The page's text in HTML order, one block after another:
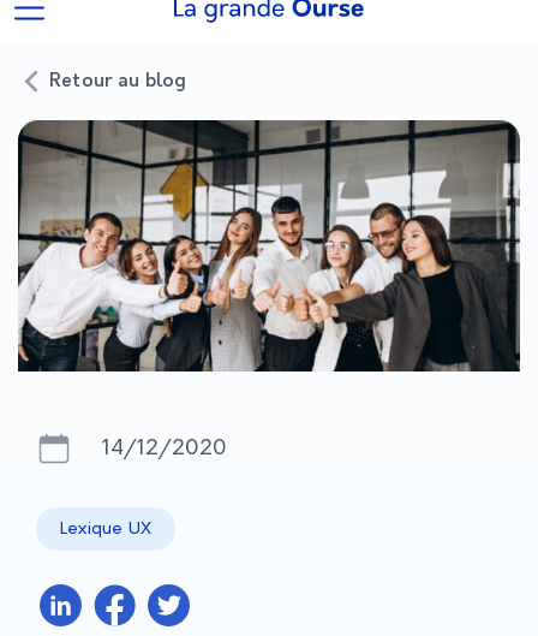
Retour au blog
14/12/2020
Lexique UX